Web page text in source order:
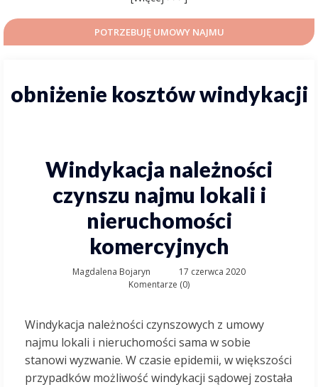
POTRZEBUJĘ UMOWY NAJMU
obniżenie kosztów windykacji
Windykacja należności
czynszu najmu lokali i
nieruchomości
komercyjnych
Magdalena Bojaryn
17 czerwca 2020
Komentarze (0)
Windykacja należności czynszowych z umowy
najmu lokali i nieruchomości sama w sobie
stanowi wyzwanie. W czasie epidemii, w większości
przypadków możliwość windykacji sądowej została